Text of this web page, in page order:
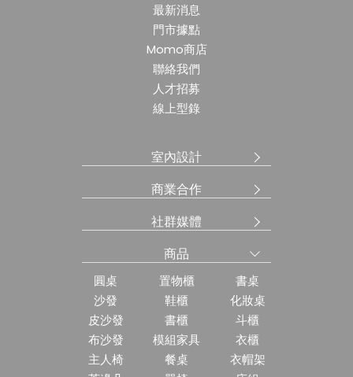
最新消息
門市據點
Momo商店
聯絡我們
人才招募
線上型錄
室內設計
商業合作
社群媒體
商品
圓桌
沙發
皮沙發
布沙發
主人椅
置物櫃
鞋櫃
書櫃
模組家具
餐桌
書桌
化妝桌
斗櫃
衣櫃
衣帽架